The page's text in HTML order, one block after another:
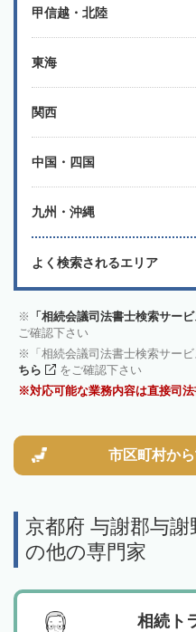
甲信越・北陸
東海
関西
中国・四国
九州・沖縄
よく検索されるエリア
「相続会議司法書士検索サー
ご確認下さい
「相続会議司法書士検索サー
ちら
をご確認下さい
対応可能な業務内容は直接司
市区町村から
京都府 与謝郡与
の他の専門家
相続ト